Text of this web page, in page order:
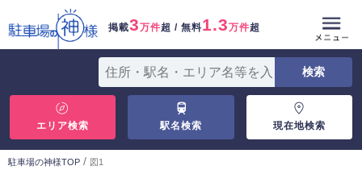
掲載3万件超 / 無料1.3万件超
エリア検索 駅名検索 現在地検索
駐車場の神様TOP / 図1